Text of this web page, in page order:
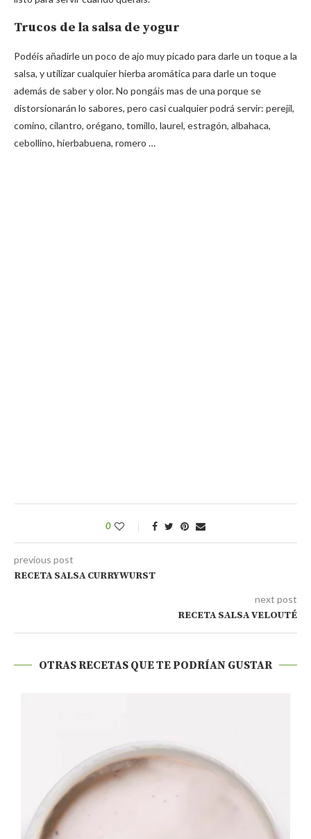
Trucos de la salsa de yogur
Podéis añadirle un poco de ajo muy picado para darle un toque a la
salsa, y utilizar cualquier hierba aromática para darle un toque
además de saber y olor. No pongáis mas de una porque se
distorsionarán lo sabores, pero casi cualquier podrá servir: perejil,
comino, cilantro, orégano, tomillo, laurel, estragón, albahaca,
cebollino, hierbabuena, romero …
0
previous post
RECETA SALSA CURRYWURST
next post
RECETA SALSA VELOUTÉ
OTRAS RECETAS QUE TE PODRÍAN GUSTAR